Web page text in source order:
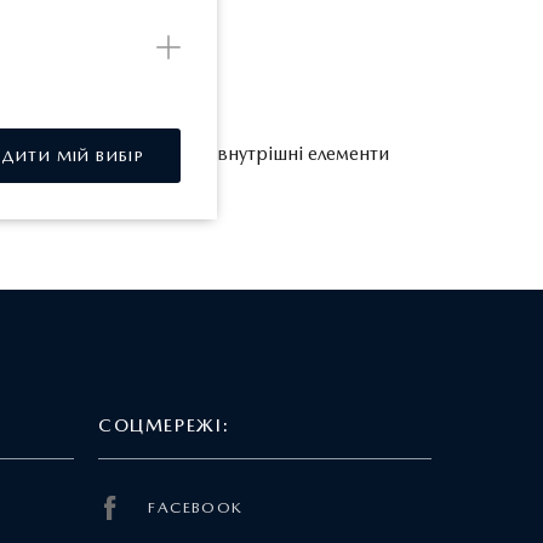
деякі зовнішні та/або внутрішні елементи
СОЦМЕРЕЖІ:
FACEBOOK
МІЙ ВИБІР